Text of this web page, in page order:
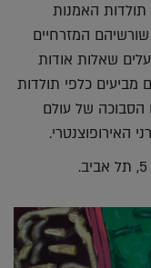
האמנות
המזרחיים
שאלות אודות
כלפי תולדות
הסבוכה של עולם
האירופוצנטרי.